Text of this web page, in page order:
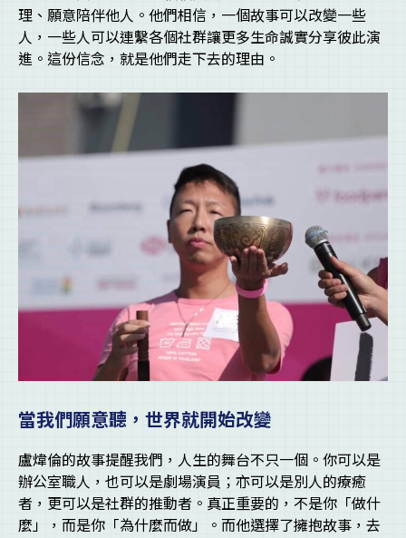
理、願意陪伴他人。他們相信，一個故事可以改變一些
人，一些人可以連繫各個社群讓更多生命誠實分享彼此演
進。這份信念，就是他們走下去的理由。
當我們願意聽，世界就開始改變
盧煒倫的故事提醒我們，人生的舞台不只一個。你可以是
辦公室職人，也可以是劇場演員；亦可以是別人的療癒
者，更可以是社群的推動者。真正重要的，不是你「做什
麼」，而是你「為什麼而做」。而他選擇了擁抱故事，去